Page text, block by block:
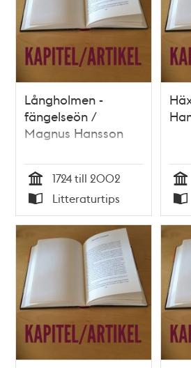
Långholmen -
fängelseön /
Magnus Hansson
Tid
1724 till 2002
Typ
Litteraturtips Tid
Typ